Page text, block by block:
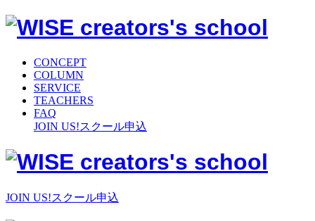
CONCEPT
COLUMN
SERVICE
TEACHERS
FAQ
JOIN US!スクール申込
JOIN US!スクール申込